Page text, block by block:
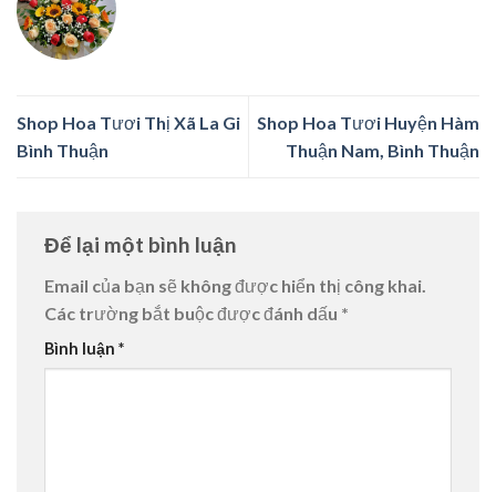
Shop Hoa Tươi Thị Xã La Gi
Bình Thuận
Shop Hoa Tươi Huyện Hàm
Thuận Nam, Bình Thuận
Để lại một bình luận
Email của bạn sẽ không được hiển thị công khai.
Các trường bắt buộc được đánh dấu *
Bình luận *